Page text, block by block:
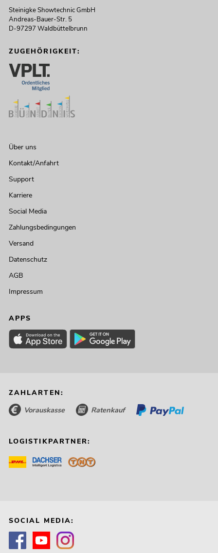
Steinigke Showtechnic GmbH
Andreas-Bauer-Str. 5
D-97297 Waldbüttelbrunn
ZUGEHÖRIGKEIT:
Über uns
Kontakt/Anfahrt
Support
Karriere
Social Media
Zahlungsbedingungen
Versand
Datenschutz
AGB
Impressum
APPS
ZAHLARTEN:
Vorauskasse Ratenkauf
LOGISTIKPARTNER:
SOCIAL MEDIA: